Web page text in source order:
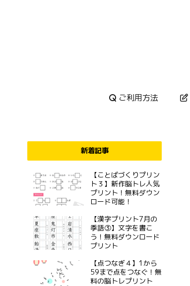
ご利用方法
新着記事
【ことばづくりプリン
ト３】新作脳トレ人気
プリント！無料ダウン
ロード可能！
【漢字プリント7月の
季語③】文字を書こ
う！無料ダウンロード
プリント
【点つなぎ４】1から
59まで点をつなぐ！無
料の脳トレプリント